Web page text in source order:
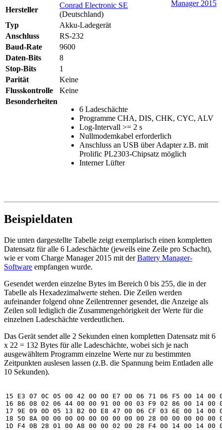
Hersteller
Conrad Electronic SE
(Deutschland)
Typ
Akku-Ladegerät
Anschluss
RS-232
Baud-Rate
9600
Daten-Bits
8
Stop-Bits
1
Parität
Keine
Flusskontrolle
Keine
Besonderheiten
6 Ladeschächte
Programme CHA, DIS, CHK, CYC, ALV
Log-Intervall >= 2 s
Nullmodemkabel erforderlich
Anschluss an USB über Adapter z.B. mit
Prolific PL2303-Chipsatz möglich
Interner Lüfter
Beispieldaten
Die unten dargestellte Tabelle zeigt exemplarisch einen kompletten
Datensatz für alle 6 Ladeschächte (jeweils eine Zeile pro Schacht),
wie er vom Charge Manager 2015 mit derBattery Manager-
Software empfangen wurde.
Gesendet werden einzelne Bytes im Bereich 0 bis 255, die in der
Tabelle als Hexadezimalwerte stehen. Die Zeilen werden
aufeinander folgend ohne Zeilentrenner gesendet, die Anzeige als
Zeilen soll lediglich die Zusammengehörigkeit der Werte für die
einzelnen Ladeschächte verdeutlichen.
Das Gerät sendet alle 2 Sekunden einen kompletten Datensatz mit 6
x 22 = 132 Bytes für alle Ladeschächte, wobei sich je nach
ausgewähltem Programm einzelne Werte nur zu bestimmten
Zeitpunkten auslesen lassen (z.B. die Spannung beim Entladen alle
10 Sekunden).
15 E3 07 0C 05 00 42 00 00 E7 00 06 71 06 F5 00 14 00
16 86 08 02 06 44 00 00 91 00 00 03 F9 02 86 00 14 00
17 9E 09 0D 05 13 B2 00 E8 47 00 06 CF 03 6E 00 14 00
18 50 8A 00 00 00 00 00 00 00 00 00 28 00 00 00 00 00
1D F4 0B 28 01 00 A8 00 00 02 00 28 F4 00 14 00 14 00